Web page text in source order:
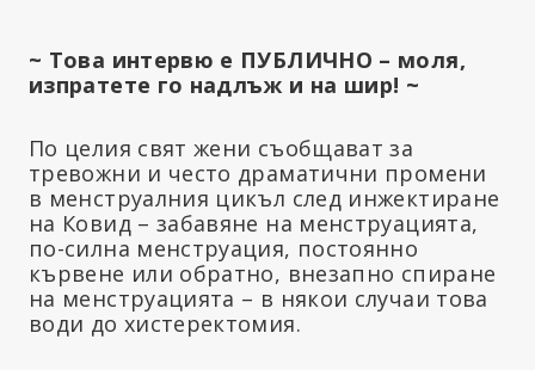
~ Това интервю е ПУБЛИЧНО – моля,
изпратете го надлъж и на шир! ~
По целия свят жени съобщават за
тревожни и често драматични промени
в менструалния цикъл след инжектиране
на Ковид – забавяне на менструацията,
по-силна менструация, постоянно
кървене или обратно, внезапно спиране
на менструацията – в някои случаи това
води до хистеректомия.